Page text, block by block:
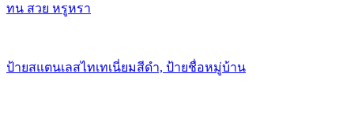
ทน สวย หรูหรา
ป้ายสแตนเลสไทเทเนี่ยมสีดำ, ป้ายชื่อหมู่บ้าน